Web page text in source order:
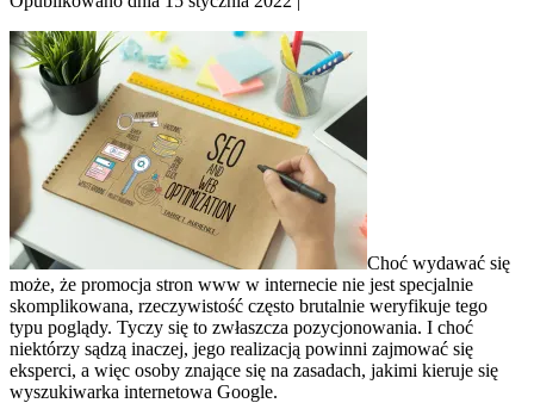
Choć wydawać się
może, że promocja stron www w internecie nie jest specjalnie
skomplikowana, rzeczywistość często brutalnie weryfikuje tego
typu poglądy. Tyczy się to zwłaszcza pozycjonowania. I choć
niektórzy sądzą inaczej, jego realizacją powinni zajmować się
eksperci, a więc osoby znające się na zasadach, jakimi kieruje się
wyszukiwarka internetowa Google.